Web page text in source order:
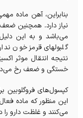
بنابراین، آهن ماده
نیاز دارد. همچنین
می‌باشد و به این
گلبولهای قرمز خون
نتیجه انتقال موثر
خستگی و ضعف رخ
کپسول‌های فروگلوبین
این منظور که ماده
می‌کنند و غلظت دارو